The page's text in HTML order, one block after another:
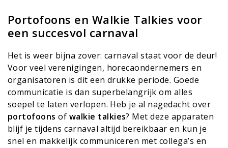
Portofoons en Walkie Talkies voor
een succesvol carnaval
Het is weer bijna zover: carnaval staat voor de deur!
Voor veel verenigingen, horecaondernemers en
organisatoren is dit een drukke periode. Goede
communicatie is dan superbelangrijk om alles
soepel te laten verlopen. Heb je al nagedacht over
portofoons of walkie talkies? Met deze apparaten
blijf je tijdens carnaval altijd bereikbaar en kun je
snel en makkelijk communiceren met collega’s en